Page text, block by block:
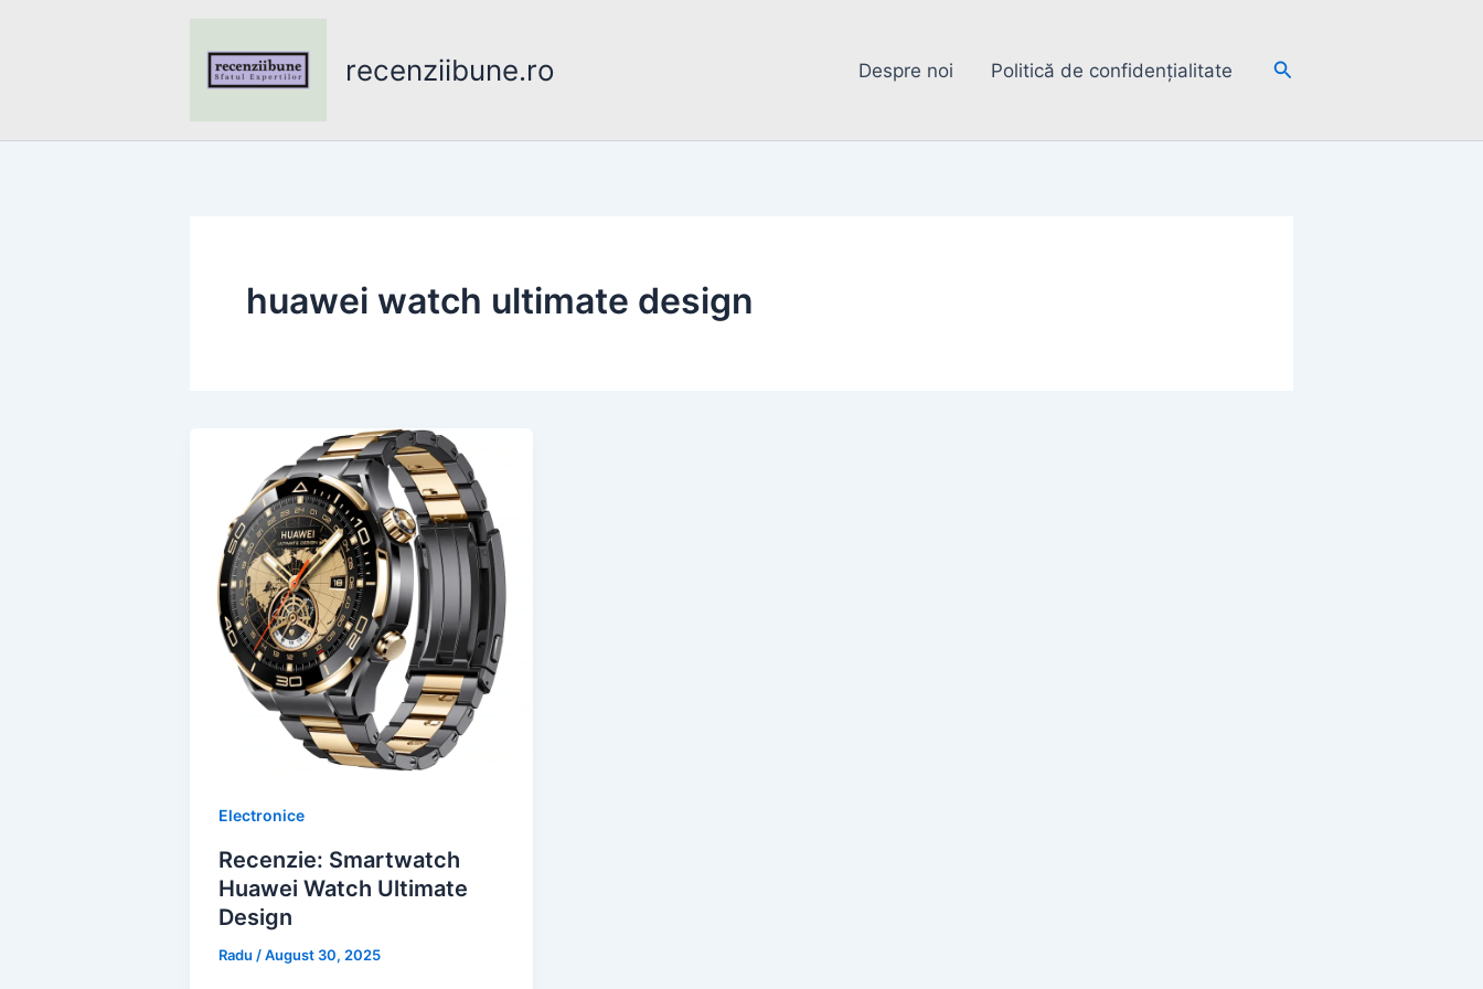
recenziibune.ro Despre noi Politică de confidențialitate Search
huawei watch ultimate design
Electronice
Recenzie: Smartwatch
Huawei Watch Ultimate
Design
Radu /August 30, 2025